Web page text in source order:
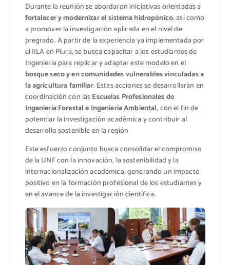
Durante la reunión se abordaron iniciativas orientadas a
fortalecer y modernizar el sistema hidropónico, así como
a promover la investigación aplicada en el nivel de
pregrado. A partir de la experiencia ya implementada por
el IILA en Piura, se busca capacitar a los estudiantes de
Ingeniería para replicar y adaptar este modelo en el
bosque seco y en comunidades vulnerables vinculadas a
la agricultura familiar. Estas acciones se desarrollarán en
coordinación con lasEscuelas Profesionales de
Ingeniería Forestal e Ingeniería Ambiental, con el fin de
potenciar la investigación académica y contribuir al
desarrollo sostenible en la región
Este esfuerzo conjunto busca consolidar el compromiso
de la UNF con la innovación, la sostenibilidad y la
internacionalización académica, generando un impacto
positivo en la formación profesional de los estudiantes y
en el avance de la investigación científica.